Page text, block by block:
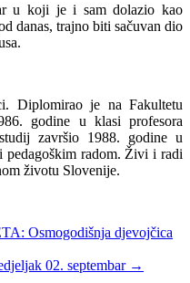
u koji je i sam dolazio kao
danas, trajno biti sačuvan dio
Diplomirao je na Fakultetu
godine u klasi profesora
završio 1988. godine u
pedagoškim radom. Živi i radi
životu Slovenije.
Osmogodišnja djevojčica
02. septembar →